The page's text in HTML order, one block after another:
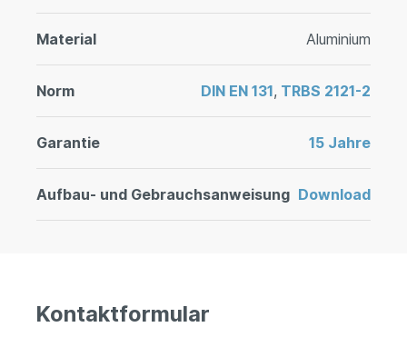
Material Aluminium
Norm DIN EN 131, TRBS 2121-2
Garantie 15 Jahre
Aufbau- und Gebrauchsanweisung Download
Kontaktformular